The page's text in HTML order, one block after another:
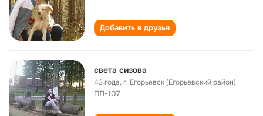
Добавить в друзья
света сизова
43 года,г. Егорьевск (Егорьевский район)
ПЛ-107